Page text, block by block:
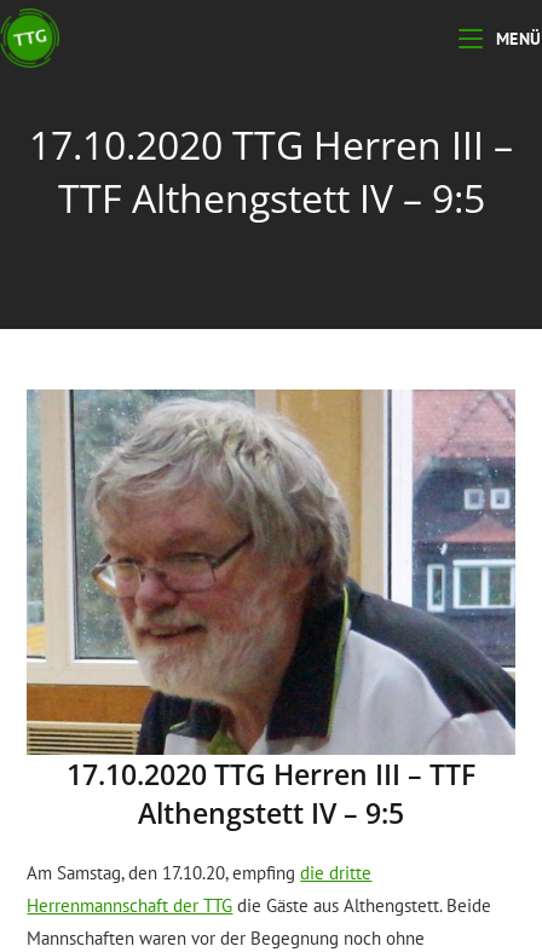
Zum
Inhalt
springen
MENÜ
17.10.2020 TTG Herren III –
TTF Althengstett IV – 9:5
17.10.2020 TTG Herren III – TTF
Althengstett IV – 9:5
Am Samstag, den 17.10.20, empfingdie dritte
Herrenmannschaft der TTG die Gäste aus Althengstett. Beide
Mannschaften waren vor der Begegnung noch ohne